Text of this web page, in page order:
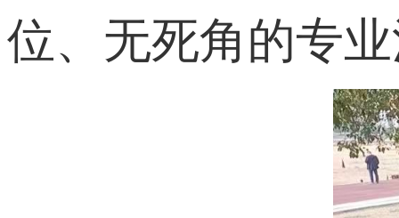
位、无死角的专